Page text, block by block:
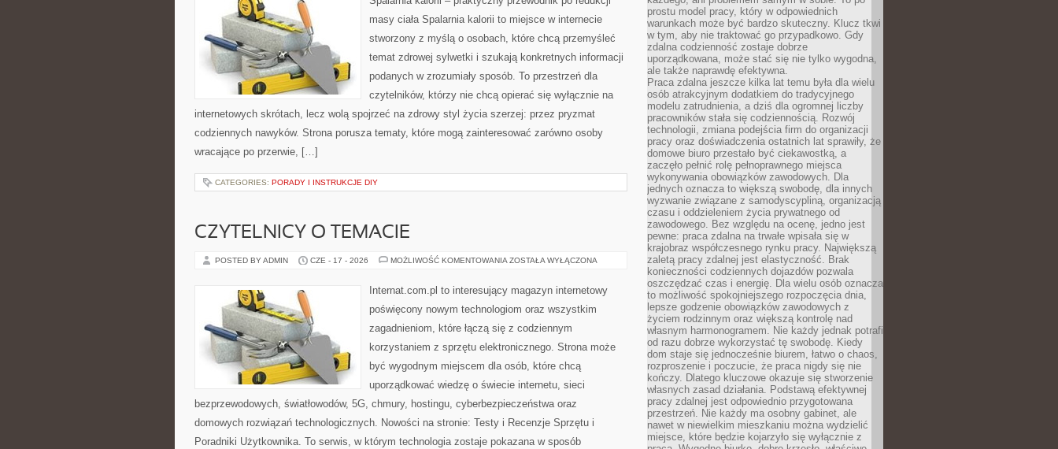
masy ciała Spalarnia kalorii to miejsce w internecie
stworzony z myślą o osobach, które chcą przemyśleć
temat zdrowej sylwetki i szukają konkretnych informacji
podanych w zrozumiały sposób. To przestrzeń dla
czytelników, którzy nie chcą opierać się wyłącznie na
internetowych skrótach, lecz wolą spojrzeć na zdrowy styl życia szerzej: przez pryzmat
codziennych nawyków. Strona porusza tematy, które mogą zainteresować zarówno osoby
wracające po przerwie, […]
CATEGORIES: PORADY I INSTRUKCJE DIY
CZYTELNICY O TEMACIE
POSTED BY ADMIN CZE - 17 - 2026 MOŻLIWOŚĆ KOMENTOWANIA CZYTELNICY
ZOSTAŁA WYŁĄCZONA
Internat.com.pl to interesujący magazyn internetowy
poświęcony nowym technologiom oraz wszystkim
zagadnieniom, które łączą się z codziennym
korzystaniem z sprzętu elektronicznego. Strona może
być wygodnym miejscem dla osób, które chcą
uporządkować wiedzę o świecie internetu, sieci
bezprzewodowych, światłowodów, 5G, chmury, hostingu, cyberbezpieczeństwa oraz
domowych rozwiązań technologicznych. Nowości na stronie: Testy i Recenzje Sprzętu i
Poradniki Użytkownika. To serwis, w którym technologia zostaje pokazana w sposób
prostu model pracy, który w odpowiednich
warunkach może być bardzo skuteczny. Klucz tkwi
w tym, aby nie traktować go przypadkowo. Gdy
zdalna codzienność zostaje dobrze
uporządkowana, może stać się nie tylko wygodna,
ale także naprawdę efektywna.
Praca zdalna jeszcze kilka lat temu była dla wielu
osób atrakcyjnym dodatkiem do tradycyjnego
modelu zatrudnienia, a dziś dla ogromnej liczby
pracowników stała się codziennością. Rozwój
technologii, zmiana podejścia firm do organizacji
pracy oraz doświadczenia ostatnich lat sprawiły, że
domowe biuro przestało być ciekawostką, a
zaczęło pełnić rolę pełnoprawnego miejsca
wykonywania obowiązków zawodowych. Dla
jednych oznacza to większą swobodę, dla innych
wyzwanie związane z samodyscypliną, organizacją
czasu i oddzieleniem życia prywatnego od
zawodowego. Bez względu na ocenę, jedno jest
pewne: praca zdalna na trwałe wpisała się w
krajobraz współczesnego rynku pracy. Największą
zaletą pracy zdalnej jest elastyczność. Brak
konieczności codziennych dojazdów pozwala
oszczędzać czas i energię. Dla wielu osób oznacza
to możliwość spokojniejszego rozpoczęcia dnia,
lepsze godzenie obowiązków zawodowych z
życiem rodzinnym oraz większą kontrolę nad
własnym harmonogramem. Nie każdy jednak potrafi
od razu dobrze wykorzystać tę swobodę. Kiedy
dom staje się jednocześnie biurem, łatwo o chaos,
rozproszenie i poczucie, że praca nigdy się nie
kończy. Dlatego kluczowe okazuje się stworzenie
własnych zasad działania. Podstawą efektywnej
pracy zdalnej jest odpowiednio przygotowana
przestrzeń. Nie każdy ma osobny gabinet, ale
nawet w niewielkim mieszkaniu można wydzielić
miejsce, które będzie kojarzyło się wyłącznie z